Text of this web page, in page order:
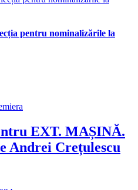
pentru nominalizările la
EXT. MAȘINĂ.
Andrei Crețulescu